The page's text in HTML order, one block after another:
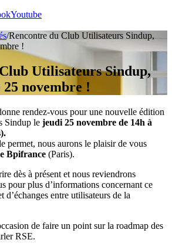
Youtube
/Rencontre du Club Utilisateurs Sindup,
!
Utilisateurs Sindup,
novembre !
rendez-vous pour une nouvelle édition
Sindup le jeudi 25 novembre de 14h à
permet, nous aurons le plaisir de vous
Bpifrance (Paris).
dès à présent et nous reviendrons
pour plus d’informations concernant ce
d’échanges entre utilisateurs de la
de faire un point sur la roadmap des
RSE.